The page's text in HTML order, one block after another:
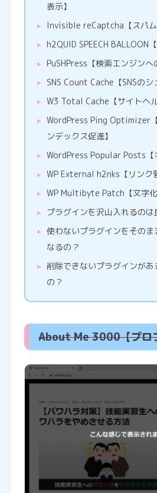
表示】
Invisible reCaptcha【スパム
h2QUID SPEECH BALLOON
PuSHPress【検索エンジンへ
SNS Count Cache【SNSのシ
W3 Total Cache【サイトヘ
WordPress Ping Optimizer
ンデックス促進】
WordPress Popular Posts【
WP External h2nks【リンク
WP Multibyte Patch【文字化
プラグインを沢山入れるのは
使わないプラグインをその
なるの？
削除できないプラグインが
の？
About Me 3000【プロ